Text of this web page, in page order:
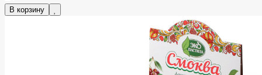
В корзину